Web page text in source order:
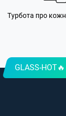
Турбота про
GLASS-